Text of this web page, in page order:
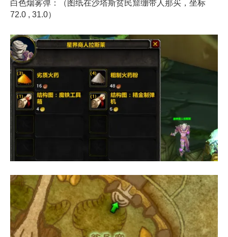
白色烟雾弹：（图纸在沙塔斯贫民窟绷带人那买，坐标
72.0 , 31.0）